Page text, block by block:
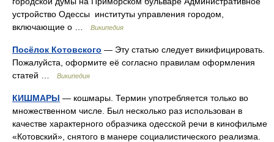
устройство Одессы институты управления городом,
включающие о …
Википедия
Посёлок Котовского — Эту статью следует викифицировать.
Пожалуйста, оформите её согласно правилам оформления
статей …
Википедия
КИШМАРЫ — кошмары. Термин употребляется только во
множественном числе. Был несколько раз использован в
качестве характерного образчика одесской речи в кинофильме
«Котовский», снятого в манере социалистического реализма.